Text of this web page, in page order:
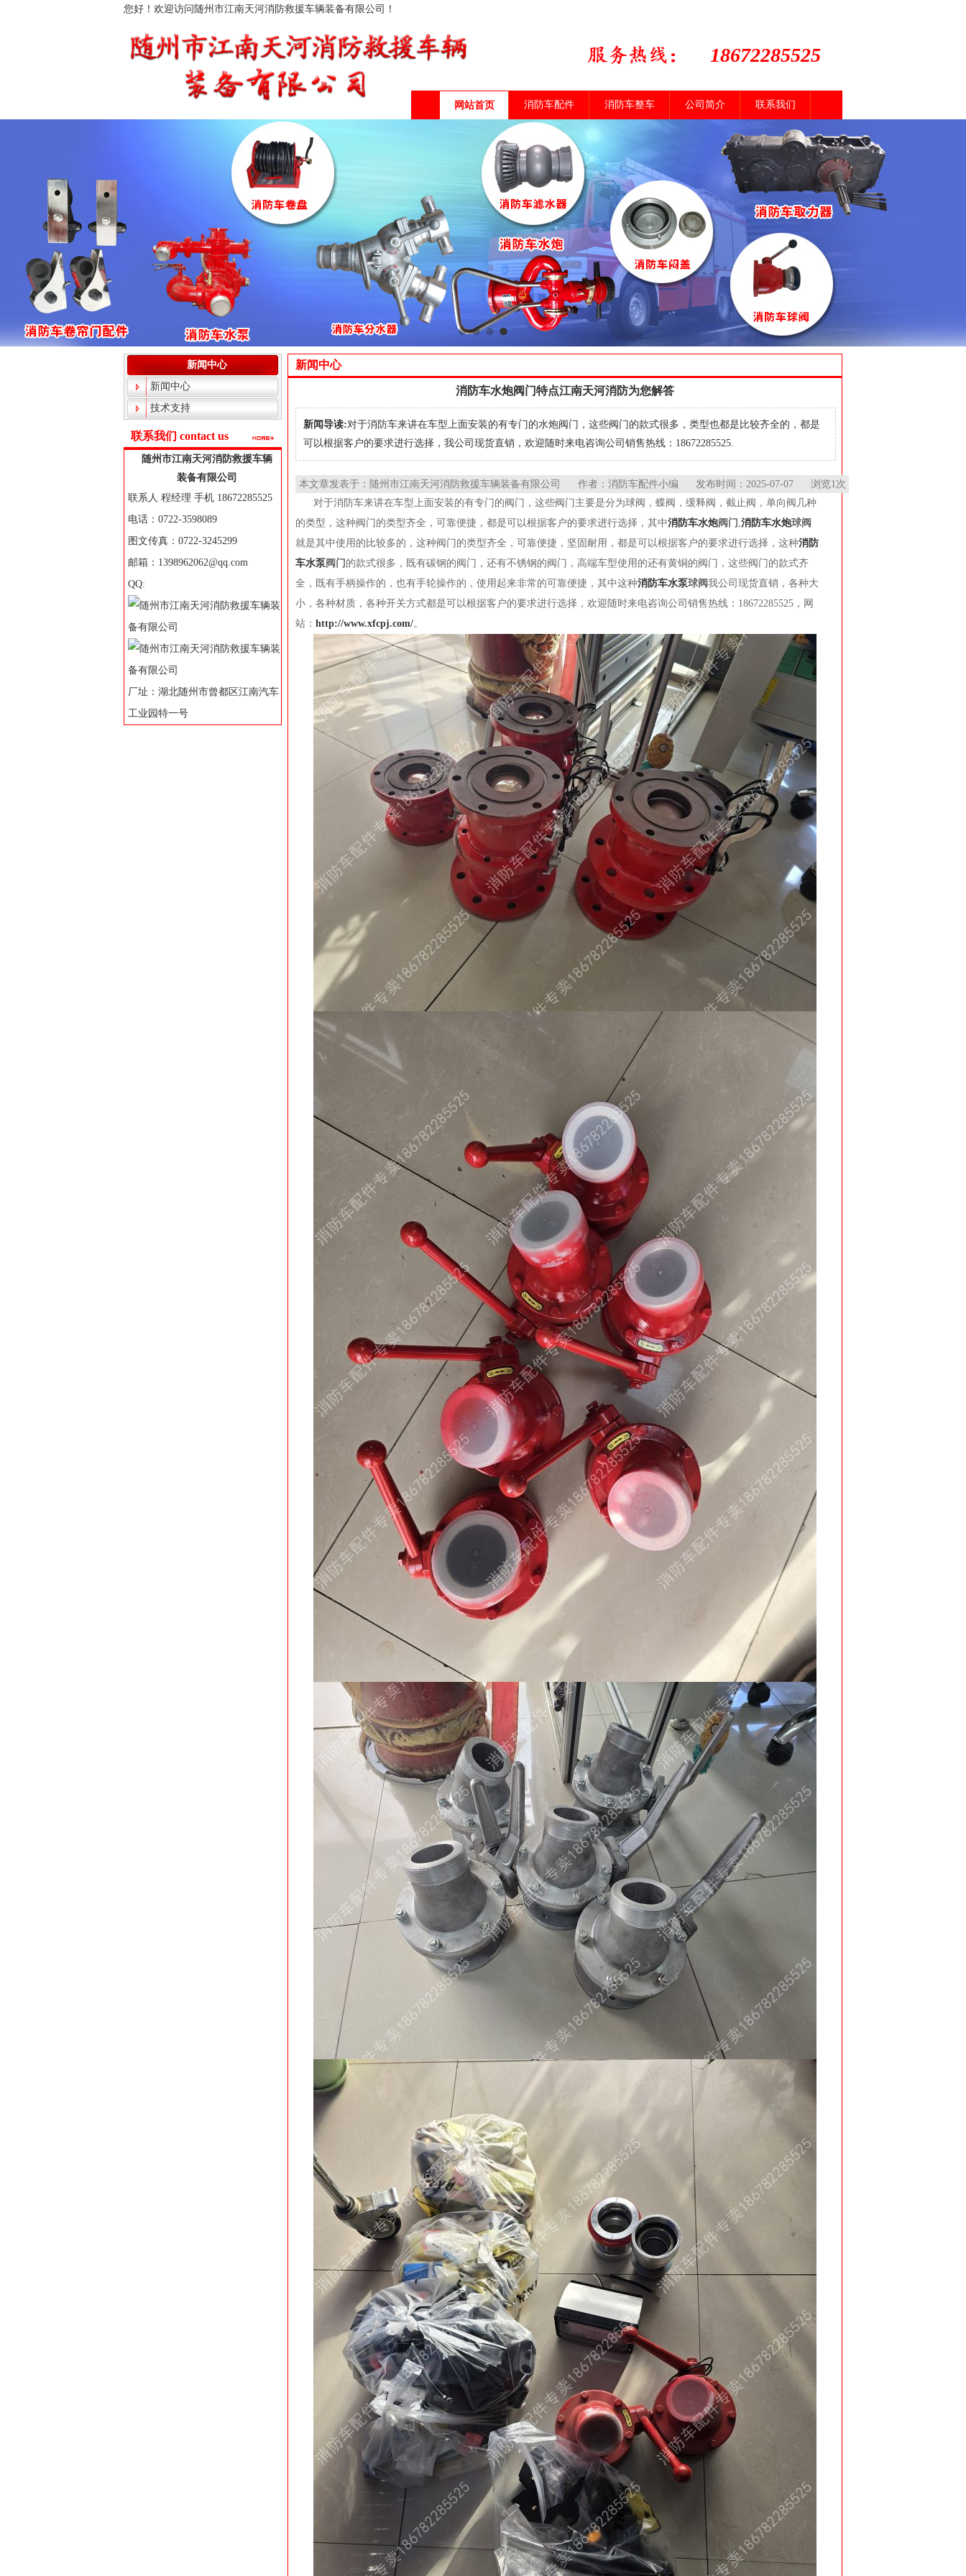
您好！欢迎访问随州市江南天河消防救援车辆装备有限公司！
18672285525
网站首页 消防车配件 消防车整车 公司简介 联系我们
新闻中心
新闻中心
技术支持
联系我们 contact us
随州市江南天河消防救援车辆
装备有限公司
联系人 程经理 手机 18672285525
电话：0722-3598089
图文传真：0722-3245299
邮箱：1398962062@qq.com
QQ:
厂址：湖北随州市曾都区江南汽车
工业园特一号
新闻中心
消防车水炮阀门特点江南天河消防为您解答
新闻导读:对于消防车来讲在车型上面安装的有专门的水炮阀门，这些阀门的款式很多，类型也都是比较齐全的，都是
可以根据客户的要求进行选择，我公司现货直销，欢迎随时来电咨询公司销售热线：18672285525.
本文章发表于：随州市江南天河消防救援车辆装备有限公司 作者：消防车配件小编 发布时间：2025-07-07 浏览1次
对于消防车来讲在车型上面安装的有专门的阀门，这些阀门主要是分为球阀，蝶阀，缓释阀，截止阀，单向阀几种
的类型，这种阀门的类型齐全，可靠便捷，都是可以根据客户的要求进行选择，其中消防车水炮阀门 ,消防车水炮球阀
就是其中使用的比较多的，这种阀门的类型齐全，可靠便捷，坚固耐用，都是可以根据客户的要求进行选择，这种消防
车水泵阀门 的款式很多，既有碳钢的阀门，还有不锈钢的阀门，高端车型使用的还有黄铜的阀门，这些阀门的款式齐
全，既有手柄操作的，也有手轮操作的，使用起来非常的可靠便捷，其中这种消防车水泵球阀我公司现货直销，各种大
小，各种材质，各种开关方式都是可以根据客户的要求进行选择，欢迎随时来电咨询公司销售热线：18672285525，网
站： http://www.xfcpj.com/。